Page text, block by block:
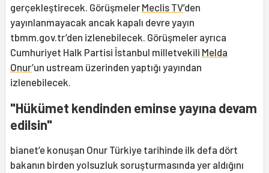
gerçekleştirecek. Görüşmeler Meclis TV’den
yayınlanmayacak ancak kapalı devre yayın
tbmm.gov.tr’den izlenebilecek. Görüşmeler ayrıca
Cumhuriyet Halk Partisi İstanbul milletvekili Melda
Onur’un ustream üzerinden yaptığı yayından
izlenebilecek.
"Hükümet kendinden eminse yayına devam
edilsin"
bianet’e konuşan Onur Türkiye tarihinde ilk defa dört
bakanın birden yolsuzluk soruşturmasında yer aldığını